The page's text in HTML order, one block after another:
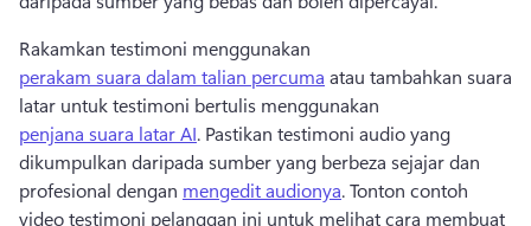
Rakamkan testimoni menggunakan
perakam suara dalam talian percuma atau tambahkan suara
latar untuk testimoni bertulis menggunakan
penjana suara latar AI. Pastikan testimoni audio yang
dikumpulkan daripada sumber yang berbeza sejajar dan
profesional dengan mengedit audionya. Tonton contoh
video testimoni pelanggan ini untuk melihat cara membuat